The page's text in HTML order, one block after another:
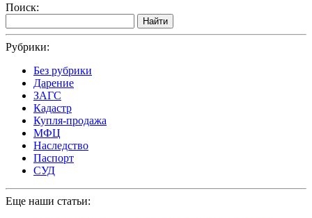
Поиск:
Найти
Рубрики:
Без рубрики
Дарение
ЗАГС
Кадастр
Купля-продажа
МФЦ
Наследство
Паспорт
СУД
Еще наши статьи: